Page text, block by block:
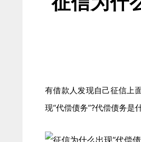
有借款人发现自己征信上
现“代偿债务”?代偿债务是